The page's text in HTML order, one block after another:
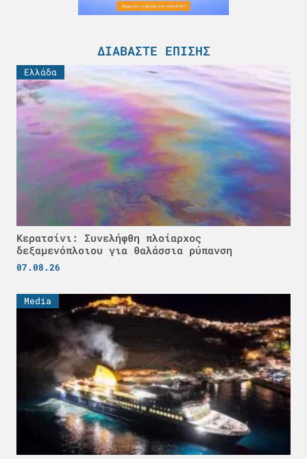
ΔΙΑΒΆΣΤΕ ΕΠΊΣΗΣ
Ελλάδα
Κερατσίνι: Συνελήφθη πλοίαρχος
δεξαμενόπλοιου για θαλάσσια ρύπανση
07.08.26
Media